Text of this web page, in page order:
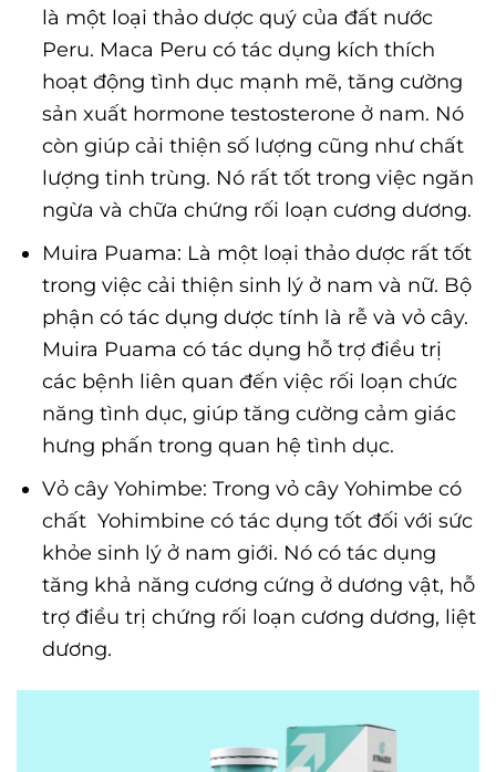
là một loại thảo dược quý của đất nước
Peru. Maca Peru có tác dụng kích thích
hoạt động tình dục mạnh mẽ, tăng cường
sản xuất hormone testosterone ở nam. Nó
còn giúp cải thiện số lượng cũng như chất
lượng tinh trùng. Nó rất tốt trong việc ngăn
ngừa và chữa chứng rối loạn cương dương.
Muira Puama: Là một loại thảo dược rất tốt
trong việc cải thiện sinh lý ở nam và nữ. Bộ
phận có tác dụng dược tính là rễ và vỏ cây.
Muira Puama có tác dụng hỗ trợ điều trị
các bệnh liên quan đến việc rối loạn chức
năng tình dục, giúp tăng cường cảm giác
hưng phấn trong quan hệ tình dục.
Vỏ cây Yohimbe: Trong vỏ cây Yohimbe có
chất Yohimbine có tác dụng tốt đối với sức
khỏe sinh lý ở nam giới. Nó có tác dụng
tăng khả năng cương cứng ở dương vật, hỗ
trợ điều trị chứng rối loạn cương dương, liệt
dương.